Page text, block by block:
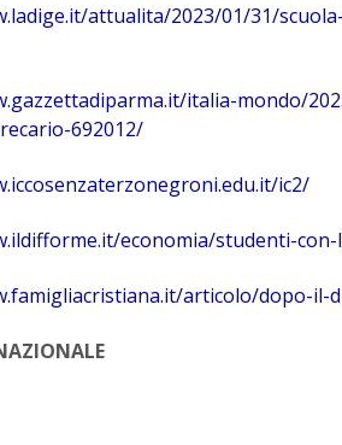
attualita/2023/01/31/
italia-mondo/
692012/
ic2/
economia/studenti-
articolo/dopo-il-